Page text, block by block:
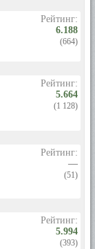
Рейтинг:
6.188
(664)
Рейтинг:
5.664
(1 128)
Рейтинг:
—
(51)
Рейтинг:
5.994
(393)